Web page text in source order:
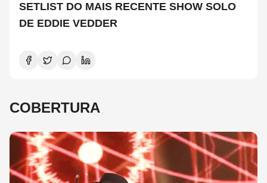
SETLIST DO MAIS RECENTE SHOW SOLO
DE EDDIE VEDDER
COBERTURA